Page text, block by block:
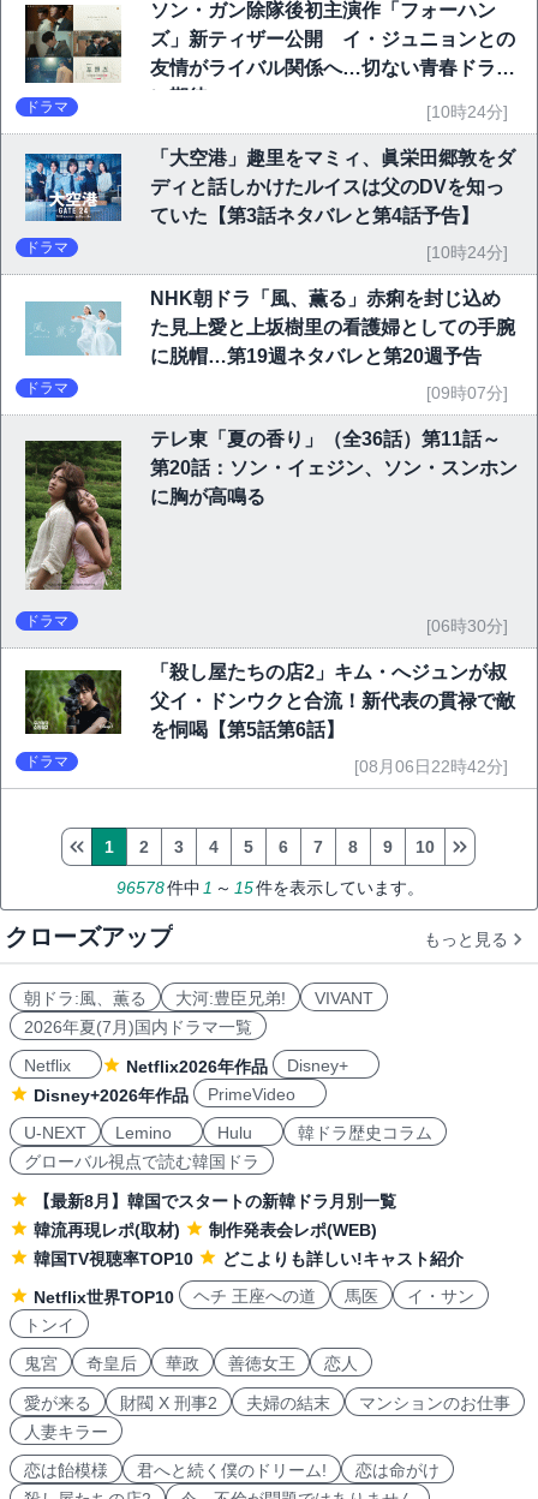
ソン・ガン除隊後初主演作「フォーハン
ズ」新ティザー公開 イ・ジュニョンとの
友情がライバル関係へ…切ない青春ドラマ
に期待
ドラマ [10時24分]
「大空港」趣里をマミィ、眞栄田郷敦をダ
ディと話しかけたルイスは父のDVを知っ
ていた【第3話ネタバレと第4話予告】
ドラマ [10時24分]
NHK朝ドラ「風、薫る」赤痢を封じ込め
た見上愛と上坂樹里の看護婦としての手腕
に脱帽…第19週ネタバレと第20週予告
ドラマ [09時07分]
テレ東「夏の香り」（全36話）第11話～
第20話：ソン・イェジン、ソン・スンホン
に胸が高鳴る
ドラマ [06時30分]
「殺し屋たちの店2」キム・へジュンが叔
父イ・ドンウクと合流！新代表の貫禄で敵
を恫喝【第5話第6話】
ドラマ [08月06日22時42分]
96578件中 1 ～ 15件を表示しています。
1 2 3 4 5 6 7 8 9 10
クローズアップ もっと見る
朝ドラ:風、薫る 大河:豊臣兄弟!
VIVANT
2026年夏(7月)国内ドラマ一覧
Netflix
Netflix2026年作品
Disney+
Disney+2026年作品
PrimeVideo
U-NEXT
Lemino Hulu
韓ドラ歴史コラム
グローバル視点で読む韓国ドラ
【最新8月】韓国でスタートの新韓ドラ月別一覧
韓流再現レポ(取材)
制作発表会レポ(WEB)
韓国TV視聴率TOP10
どこよりも詳しい!キャスト紹介
Netflix世界TOP10
ヘチ 王座への道 馬医
イ・サン
トンイ
鬼宮
奇皇后 華政 善徳女王 恋人
愛が来る 財閥 X 刑事2 夫婦の結末
マンションのお仕事
人妻キラー
恋は飴模様
君へと続く僕のドリーム!
恋は命がけ